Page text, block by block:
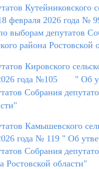
Кутейниковского
февраля 2026 года
выборам депутатов
района Ростовской
Кировского
года №105
" Об
Собрания
Камышевского
года № 119 " Об
Собрания
Ростовской области"